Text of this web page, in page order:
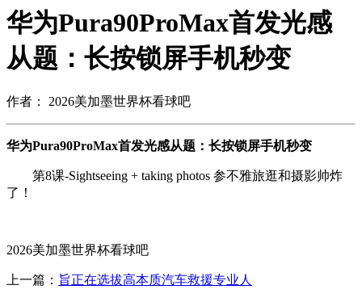
华为Pura90ProMax首发光感
从题：长按锁屏手机秒变
作者： 2026美加墨世界杯看球吧
华为Pura90ProMax首发光感从题：长按锁屏手机秒变
第8课-Sightseeing + taking photos 参不雅旅逛和摄影帅炸
了！
2026美加墨世界杯看球吧
上一篇： 旨正在选拔高本质汽车救援专业人